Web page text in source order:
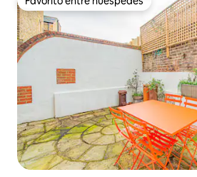
Favorito entre huéspedes